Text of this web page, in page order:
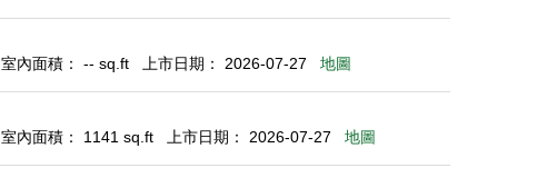
室內面積： -- sq.ft 上市日期： 2026-07-27 地圖
室內面積： 1141 sq.ft 上市日期： 2026-07-27 地圖